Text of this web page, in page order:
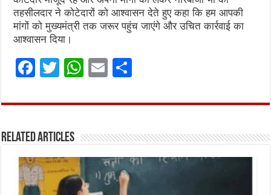
तहसीलदार ने कोटेदारों को आश्वासन देते हुए कहा कि हम आपकी
मांगों को मुख्यमंत्री तक जरूर पहुंच जाएंगे और उचित कार्रवाई का
आश्वासन दिया।
F
ce
o
o
k
T
it
r
W
at
A
p
p
E
ai ar
Related Articles